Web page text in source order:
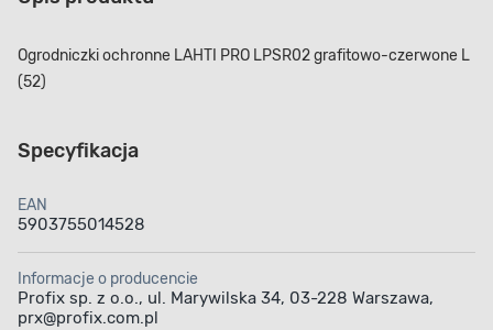
Ogrodniczki ochronne LAHTI PRO LPSR02 grafitowo-czerwone L
(52)
Specyfikacja
EAN
5903755014528
Informacje o producencie
Profix sp. z o.o., ul. Marywilska 34, 03-228 Warszawa,
prx@profix.com.pl